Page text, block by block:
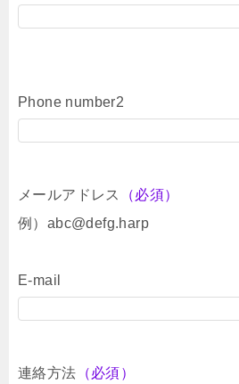
Phone number2
メールアドレス
（必須）
例）abc@defg.harp
E-mail
連絡方法 （必須）